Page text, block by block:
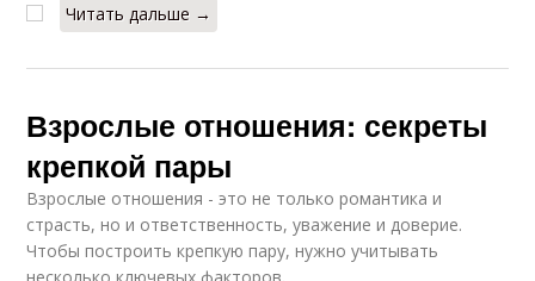
Читать дальше →
Взрослые отношения: секреты
крепкой пары
Взрослые отношения - это не только романтика и
страсть, но и ответственность, уважение и доверие.
Чтобы построить крепкую пару, нужно учитывать